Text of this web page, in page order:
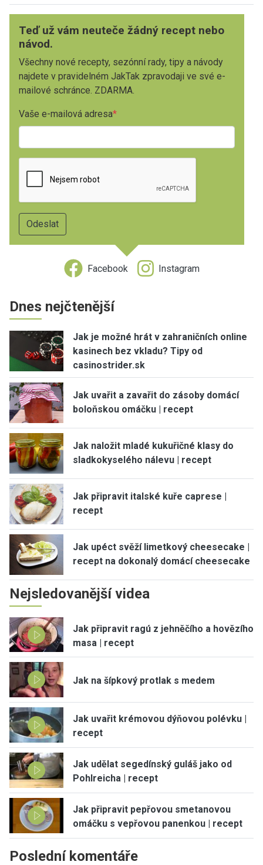
Teď už vám neuteče žádný recept nebo
návod.
Všechny nové recepty, sezónní rady, tipy a návody
najdete v pravidelném JakTak zpravodaji ve své e-
mailové schránce. ZDARMA.
Vaše e-mailová adresa
Facebook Instagram
Dnes nejčtenější
Jak je možné hrát v zahraničních online
kasinech bez vkladu? Tipy od
casinostrider.sk
Jak uvařit a zavařit do zásoby domácí
boloňskou omáčku | recept
Jak naložit mladé kukuřičné klasy do
sladkokyselého nálevu | recept
Jak připravit italské kuře caprese |
recept
Jak upéct svěží limetkový cheesecake |
recept na dokonalý domácí cheesecake
Nejsledovanější videa
Jak připravit ragú z jehněčího a hovězího
masa | recept
Jak na šípkový protlak s medem
Jak uvařit krémovou dýňovou polévku |
recept
Jak udělat segedínský guláš jako od
Pohlreicha | recept
Jak připravit pepřovou smetanovou
omáčku s vepřovou panenkou | recept
Poslední komentáře